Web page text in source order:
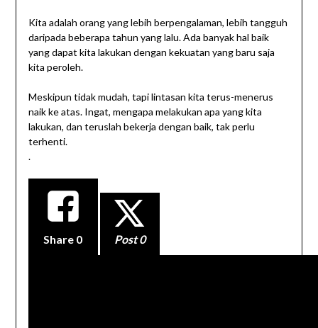
Kita adalah orang yang lebih berpengalaman, lebih tangguh
daripada beberapa tahun yang lalu. Ada banyak hal baik
yang dapat kita lakukan dengan kekuatan yang baru saja
kita peroleh.
Meskipun tidak mudah, tapi lintasan kita terus-menerus
naik ke atas. Ingat, mengapa melakukan apa yang kita
lakukan, dan teruslah bekerja dengan baik, tak perlu
terhenti.
.
Share 0 Post 0